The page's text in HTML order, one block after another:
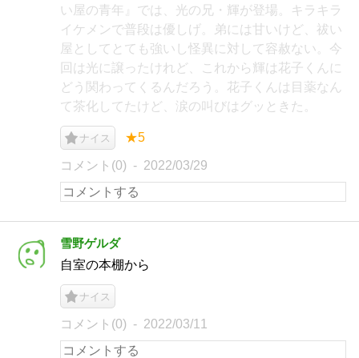
い屋の青年』では、光の兄・輝が登場。キラキラ
イケメンで普段は優しげ。弟には甘いけど、祓い
屋としてとても強いし怪異に対して容赦ない。今
回は光に譲ったけれど、これから輝は花子くんに
どう関わってくるんだろう。花子くんは目薬なん
て茶化してたけど、涙の叫びはグッときた。
ナイス ★5
コメント(0) 2022/03/29
雪野ゲルダ
自室の本棚から
ナイス
コメント(0) 2022/03/11